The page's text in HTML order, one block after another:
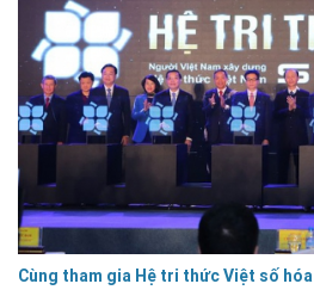
Cùng tham gia Hệ tri thức Việt số hóa